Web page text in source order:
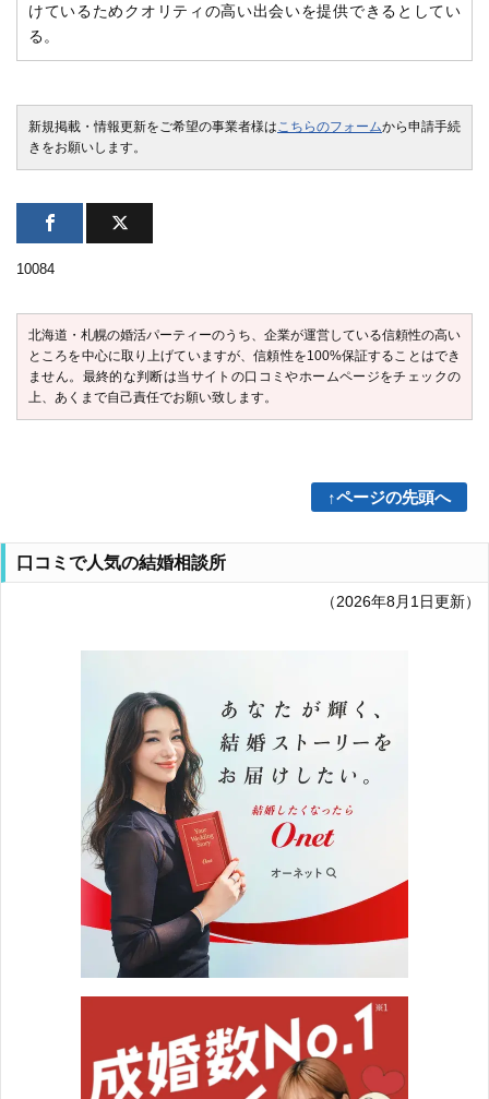
けているためクオリティの高い出会いを提供できるとしてい
る。
新規掲載・情報更新をご希望の事業者様はこちらのフォームから申請手続
きをお願いします。
10084
北海道・札幌の婚活パーティーのうち、企業が運営している信頼性の高い
ところを中心に取り上げていますが、信頼性を100%保証することはでき
ません。最終的な判断は当サイトの口コミやホームページをチェックの
上、あくまで自己責任でお願い致します。
↑ページの先頭へ
口コミで人気の結婚相談所
（2026年8月1日更新）